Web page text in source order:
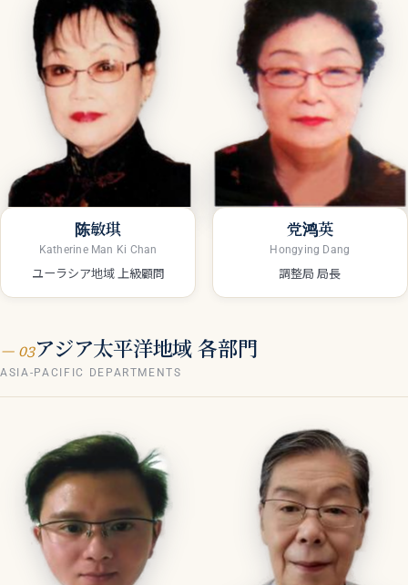
陈敏琪
Katherine Man Ki Chan
ユーラシア地域 上級顧問
党鸿英
Hongying Dang
調整局 局長
— 03アジア太平洋地域 各部門
ASIA-PACIFIC DEPARTMENTS